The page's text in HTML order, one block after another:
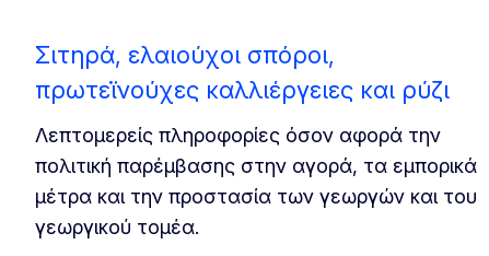
Σιτηρά, ελαιούχοι σπόροι,
πρωτεϊνούχες καλλιέργειες και ρύζι
Λεπτομερείς πληροφορίες όσον αφορά την
πολιτική παρέμβασης στην αγορά, τα εμπορικά
μέτρα και την προστασία των γεωργών και του
γεωργικού τομέα.